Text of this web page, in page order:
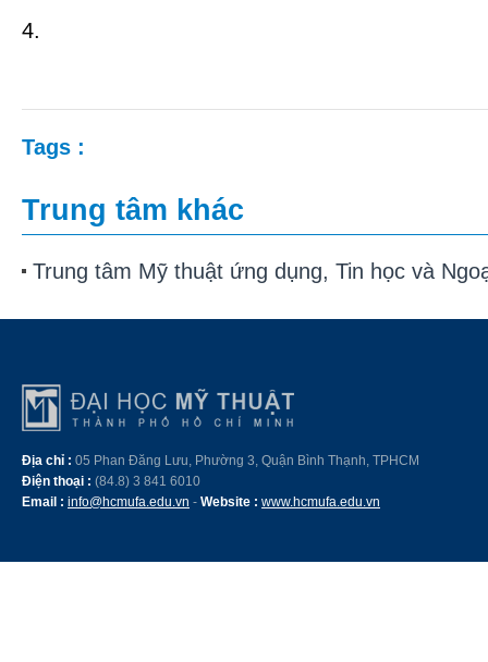
4.
Tags :
Trung tâm khác
Trung tâm Mỹ thuật ứng dụng, Tin học và
Địa chỉ : 05 Phan Đăng Lưu, Phường 3, Quận Bình Thạnh, TPHCM
Điện thoại : (84.8) 3 841 6010
Email : info@hcmufa.edu.vn - Website : www.hcmufa.edu.vn